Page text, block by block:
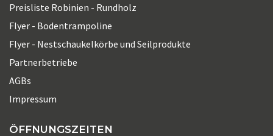
Preisliste Robinien - Rundholz
Flyer - Bodentrampoline
Flyer - Nestschaukelkörbe und Seilprodukte
Partnerbetriebe
AGBs
Impressum
ÖFFNUNGSZEITEN